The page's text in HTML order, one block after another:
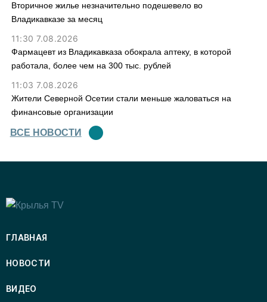
Вторичное жилье незначительно подешевело во
Владикавказе за месяц
11:30 7.08.2026
Фармацевт из Владикавказа обокрала аптеку, в которой
работала, более чем на 300 тыс. рублей
11:03 7.08.2026
Жители Северной Осетии стали меньше жаловаться на
финансовые организации
ВСЕ НОВОСТИ
ГЛАВНАЯ
НОВОСТИ
ВИДЕО